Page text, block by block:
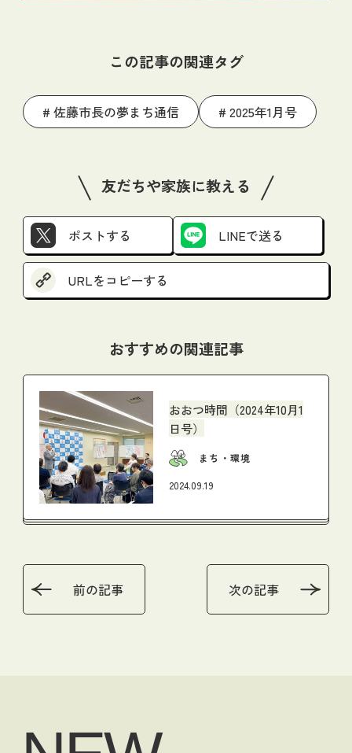
この記事の関連タグ
佐藤市長の夢まち通信 2025年1月号
友だちや家族に教える
ポストする LINEで送る
URLをコピーする
おすすめの関連記事
おおつ時間（2024年10月1
日号）
まち・環境
2024.09.19
前の記事 次の記事